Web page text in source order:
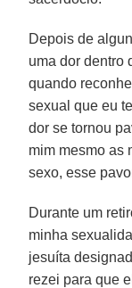
Depois de
uma dor dentro
quando
sexual que eu
dor se tornou
mim mesmo as
sexo, esse
Durante um
minha
jesuíta
rezei para que